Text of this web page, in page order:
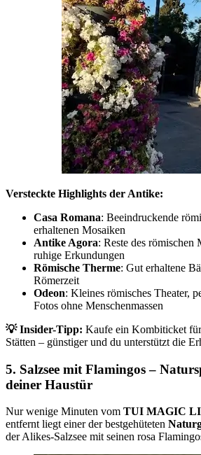
Versteckte Highlights der Antike:
Casa Romana: Beeindruckende
erhaltenen Mosaiken
Antike Agora: Reste des römischen
ruhige Erkundungen
Römische Therme: Gut erhaltene
Römerzeit
Odeon: Kleines römisches Theater,
Fotos ohne Menschenmassen
💡 Insider-Tipp: Kaufe ein Kombiticket
Stätten – günstiger und du unterstützt die
5. Salzsee mit Flamingos –
deiner Haustür
Nur wenige Minuten vom TUI MAGIC
entfernt liegt einer der bestgehüteten
der Alikes-Salzsee mit seinen rosa